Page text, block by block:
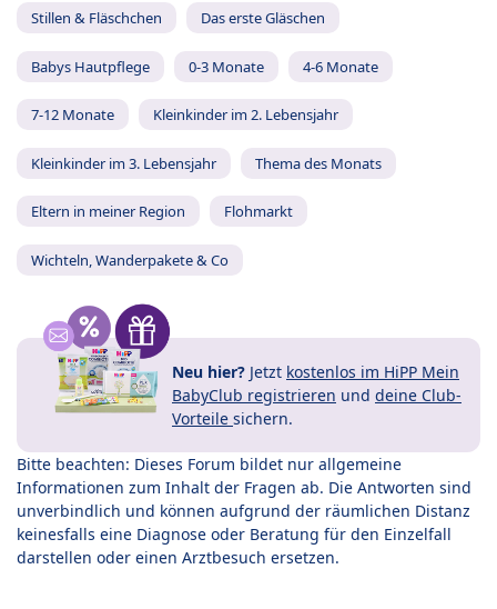
Stillen & Fläschchen Das erste Gläschen
Babys Hautpflege 0-3 Monate 4-6 Monate
7-12 Monate Kleinkinder im 2. Lebensjahr
Kleinkinder im 3. Lebensjahr Thema des Monats
Eltern in meiner Region Flohmarkt
Wichteln, Wanderpakete & Co
Neu hier? Jetzt kostenlos im HiPP Mein
BabyClub registrieren und deine Club-
Vorteile sichern.
Bitte beachten: Dieses Forum bildet nur allgemeine
Informationen zum Inhalt der Fragen ab. Die Antworten sind
unverbindlich und können aufgrund der räumlichen Distanz
keinesfalls eine Diagnose oder Beratung für den Einzelfall
darstellen oder einen Arztbesuch ersetzen.